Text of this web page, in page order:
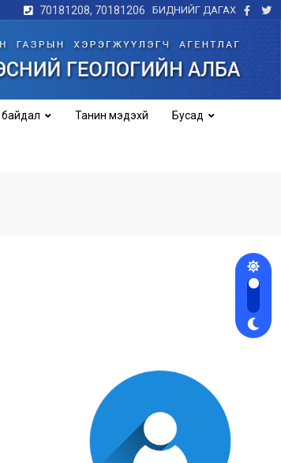
70181208, 70181206 БИДНИЙГ ДАГАХ
байдал Танин мэдэхүй Бусад